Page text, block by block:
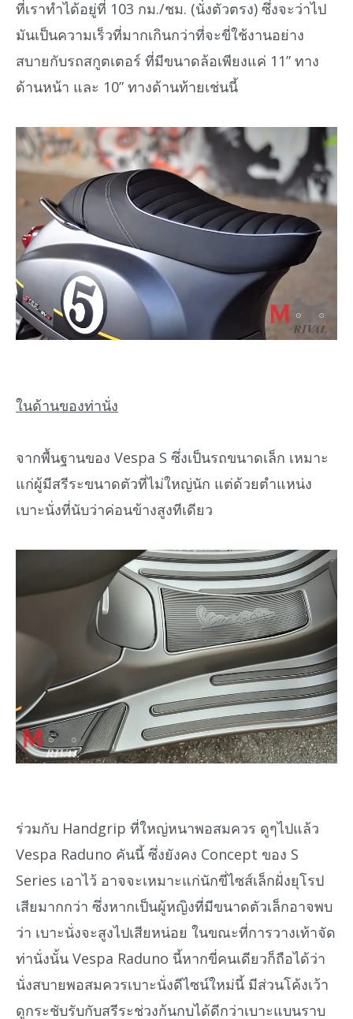
ที่เราทำได้อยู่ที่ 103 กม./ชม. (นั่งตัวตรง) ซึ่งจะว่าไป
มันเป็นความเร็วที่มากเกินกว่าที่จะขี่ใช้งานอย่าง
สบายกับรถสกูตเตอร์ ที่มีขนาดล้อเพียงแค่ 11” ทาง
ด้านหน้า และ 10” ทางด้านท้ายเช่นนี้
ในด้านของท่านั่ง
จากพื้นฐานของ Vespa S ซึ่งเป็นรถขนาดเล็ก เหมาะ
แก่ผู้มีสรีระขนาดตัวที่ไม่ใหญ่นัก แต่ด้วยตำแหน่ง
เบาะนั่งที่นับว่าค่อนข้างสูงทีเดียว
ร่วมกับ Handgrip ที่ใหญ่หนาพอสมควร ดูๆไปแล้ว
Vespa Raduno คันนี้ ซึ่งยังคง Concept ของ S
Series เอาไว้ อาจจะเหมาะแก่นักขี่ไซส์เล็กฝั่งยุโรป
เสียมากกว่า ซึ่งหากเป็นผู้หญิงที่มีขนาดตัวเล็กอาจพบ
ว่า เบาะนั่งจะสูงไปเสียหน่อย ในขณะที่การวางเท้าจัด
ท่านั่งนั้น Vespa Raduno นี้หากขี่คนเดียวก็ถือได้ว่า
นั่งสบายพอสมควรเบาะนั่งดีไซน์ใหม่นี้ มีส่วนโค้งเว้า
ดูกระชับรับกับสรีระช่วงก้นกบได้ดีกว่าเบาะแบนราบ